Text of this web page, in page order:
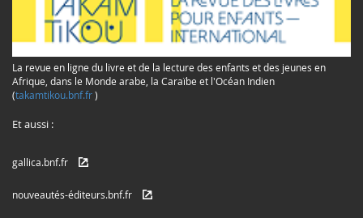
La revue en ligne du livre et de la lecture des enfants et des jeunes en
Afrique, dans le Monde arabe, la Caraïbe et l'Océan Indien
(takamtikou.bnf.fr)
Et aussi :
gallica.bnf.fr
nouveautés-éditeurs.bnf.fr